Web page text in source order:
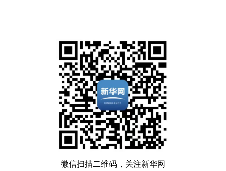
微信扫描二维码，关注新华网